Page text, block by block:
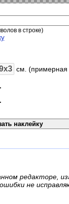
в строке)
см. (примерная
редакторе,
не